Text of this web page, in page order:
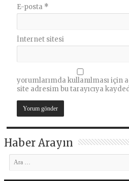
E-posta *
İnternet sitesi
yorumlarımda kullanılması için
site adresim bu tarayıcıya
Haber Arayın